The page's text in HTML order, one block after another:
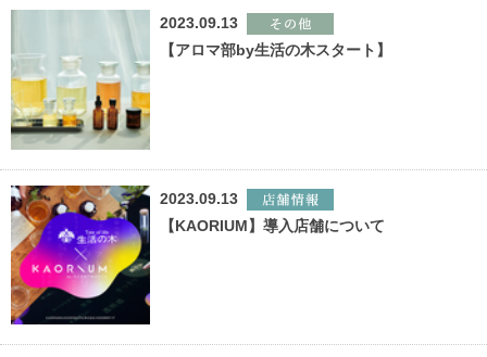
2023.09.13
【アロマ部by生活の木スタート】
2023.09.13
【KAORIUM】導入店舗について